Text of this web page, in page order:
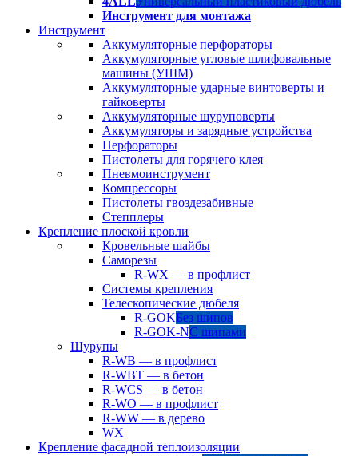
Инструмент для монтажа
Инструмент
Аккумуляторные перфораторы
Аккумуляторные угловые шлифовальные
машины (УШМ)
Аккумуляторные ударные винтоверты и
гайковерты
Аккумуляторные шуруповерты
Аккумуляторы и зарядные устройства
Перфораторы
Пистолеты для горячего клея
Пневмоинструмент
Компрессоры
Пистолеты гвоздезабивные
Степплеры
Крепление плоской кровли
Кровельные шайбы
Саморезы
R-WX — в профлист
Системы крепления
Телескопические дюбеля
R-GOKБез шипов
R-GOK-NС шипами
Шурупы
R-WB — в профлист
R-WBT — в бетон
R-WCS — в бетон
R-WO — в профлист
R-WW — в дерево
WX
Крепление фасадной теплоизоляции